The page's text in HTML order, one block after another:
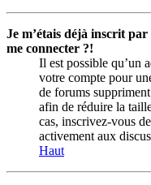
Je m’étais déjà inscrit
me connecter ?!
Il est possible qu’un
votre compte pour
de forums
afin de réduire la
cas, inscrivez-vous
activement aux
Haut